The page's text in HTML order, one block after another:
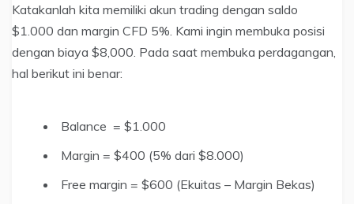
Katakanlah kita memiliki akun trading dengan saldo
$1.000 dan margin CFD 5%. Kami ingin membuka posisi
dengan biaya $8,000. Pada saat membuka perdagangan,
hal berikut ini benar:
Balance = $1.000
Margin = $400 (5% dari $8.000)
Free margin = $600 (Ekuitas – Margin Bekas)